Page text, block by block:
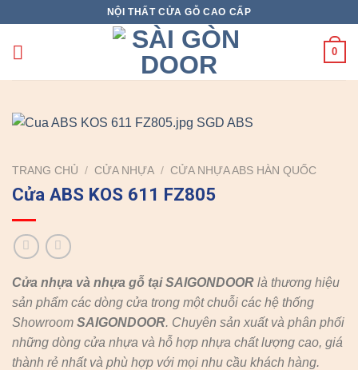
content
NỘI THẤT CỬA GỖ CAO CẤP
0
TRANG CHỦ / CỬA NHỰA / CỬA NHỰA ABS HÀN QUỐC
Cửa ABS KOS 611 FZ805
Cửa nhựa và nhựa gỗ tại SAIGONDOOR là thương hiệu
sản phẩm các dòng cửa trong một chuỗi các hệ thống
Showroom SAIGONDOOR. Chuyên sản xuất và phân phối
những dòng cửa nhựa và hỗ hợp nhựa chất lượng cao, giá
thành rẻ nhất và phù hợp với mọi nhu cầu khách hàng.